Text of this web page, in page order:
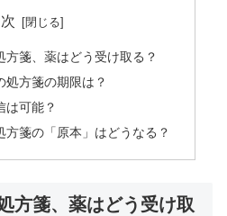
方箋、薬はどう受け取る？
処方箋の期限は？
は可能？
方箋の「原本」はどうなる？
方箋、薬はどう受け取